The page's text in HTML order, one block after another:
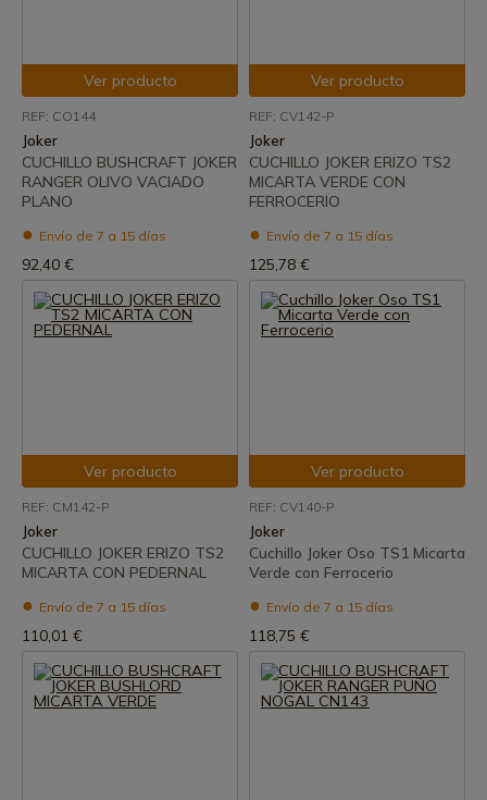
Ver producto
REF: CO144
Joker
CUCHILLO BUSHCRAFT JOKER
RANGER OLIVO VACIADO
PLANO
Envío de 7 a 15 días
92,40 €
Ver producto
REF: CV142-P
Joker
CUCHILLO JOKER ERIZO TS2
MICARTA VERDE CON
FERROCERIO
Envío de 7 a 15 días
125,78 €
Ver producto
REF: CM142-P
Joker
CUCHILLO JOKER ERIZO TS2
MICARTA CON PEDERNAL
Envío de 7 a 15 días
110,01 €
Ver producto
REF: CV140-P
Joker
Cuchillo Joker Oso TS1 Micarta
Verde con Ferrocerio
Envío de 7 a 15 días
118,75 €